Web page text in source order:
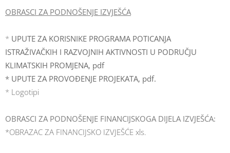
OBRASCI ZA PODNOŠENJE IZVJEŠĆA
* UPUTE ZA KORISNIKE PROGRAMA POTICANJA
ISTRAŽIVAČKIH I RAZVOJNIH AKTIVNOSTI U PODRUČJU
KLIMATSKIH PROMJENA, pdf
* UPUTE ZA PROVOĐENJE PROJEKATA, pdf.
* Logotipi
OBRASCI ZA PODNOŠENJE FINANCIJSKOGA DIJELA IZVJEŠĆA:
*OBRAZAC ZA FINANCIJSKO IZVJEŠĆE xls.